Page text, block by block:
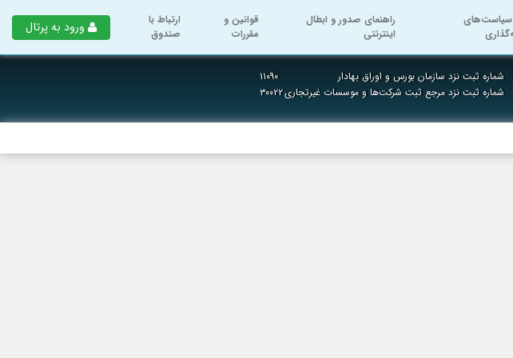
سیاست‌های
راهنمای صدور و ابطال
اینترنتی
قوانین و
مقررات
ارتباط با
صندوق
ورود به پرتال
شماره ثبت نزد سازمان بورس و اوراق بهادار
۱۱۰۹۰
شماره ثبت نزد مرجع ثبت شرکت‌ها و موسسات غیرتجاری۳۰۰۲۲